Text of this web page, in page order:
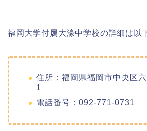
福岡大学付属大濠中学校の詳細は以
住所：福岡県福岡市中央区
1
電話番号：092-771-0731